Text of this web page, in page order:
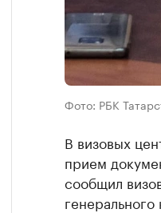
Фото: РБК
В визовых
прием
сообщил
генерального